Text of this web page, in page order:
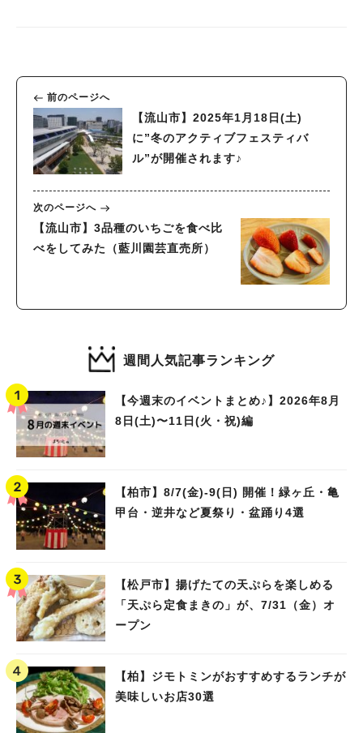
前のページへ
【流山市】2025年1月18日(土)
に”冬のアクティブフェスティバ
ル”が開催されます♪
次のページへ
【流山市】3品種のいちごを食べ比
べをしてみた（藍川園芸直売所）
週間人気記事ランキング
【今週末のイベントまとめ♪】2026年8月
8日(土)〜11日(火・祝)編
【柏市】8/7(金)‐9(日) 開催！緑ヶ丘・亀
甲台・逆井など夏祭り・盆踊り4選
【松戸市】揚げたての天ぷらを楽しめる
「天ぷら定食まきの」が、7/31（金）オ
ープン
【柏】ジモトミンがおすすめするランチが
美味しいお店30選